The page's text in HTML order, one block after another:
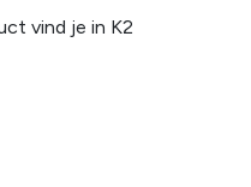
vind je in K2